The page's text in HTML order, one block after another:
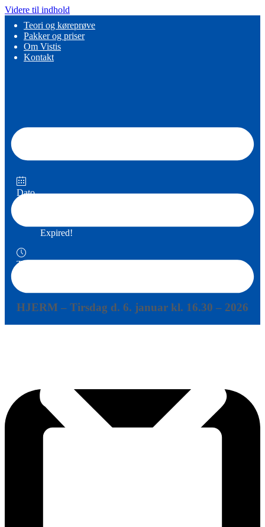
Videre til indhold
Teori og køreprøve
Pakker og priser
Om Vistis
Kontakt
Dato
Expired!
Tidspunkt
HJERM – Tirsdag d. 6. januar kl. 16.30 – 2026